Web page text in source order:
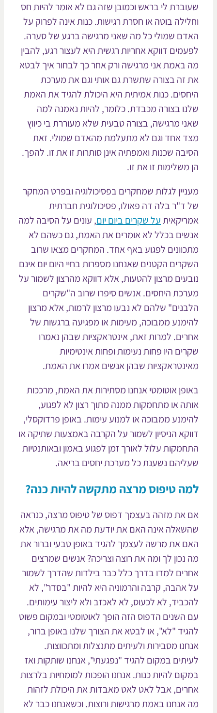
לי בראש וכמובן שזה גם לא אומר להיות חס
בוטה או חסרת רגישות. כנות אינה לפרוק על
שמולי כל מה שאני מרגישה ברגע של סערה.
דווקא אחריות רגשית היא לעצור רגע, להבין
באמת אני מרגישה ורק אחר כך לבחור איך לבטא
זה בצורה שתשרת גם אותי וגם את מערכת
כנות אמיתית היא היכולת להגיד את האמת
בצורה מכבדת. כלומר, להיות נאמנה למה
מרגישה, בצורה טבעית שלא מעוררת בי כיווץ
אחד וגם לא מתעלמת מהאדם שמולי. זאת
שכנות ואמפתיה אינן סותרות זו את זו. להפך.
משלימות זו את זו.
לגלות שמחקרים בפסיכולוגיה ובפרט המחקר
ד"ר בלה דה פאולו, פסיכולוגית חברתית
על שקרים ביום יום, עונים על הסיבה למה
בכלל לא אומרים את האמת, גם כשהם לא
לפגוע באף אחד. המחקרים מצאו שרוב
הקטנים שאנחנו מספרות בחיי היום יום אינם
מרצון להטעות, אלא דווקא מהרצון לשמור על
היחסים. אנשים סיפרו שרוב ה"שקרים
שלהם לא נבעו מרצון לרמות, אלא מרצון
ממבוכה, מעימות או מפגיעה ברגשות של
למרות זאת, אינטראקציות שבהן נאמרו
היו פחות נעימות ופחות אינטימיות
שבהן אנשים אמרו את האמת.
אוטומטי אנחנו מסתירות את האמת, מרככות
או מתחמקות ממנה מתוך רצון לא לפגוע,
ממבוכה או למנוע עימות. באופן פרדוקסלי,
הניסיון לשמור על הקרבה באמצעות שתיקה או
עלול לאורך זמן לפגוע באמון ובאותנטיות
נשענת כל מערכת יחסים בריאה.
טיפוס מרצה מתקשה להיות כנה?
את מזהה בעצמך דפוס של טיפוס מרצה, כנראה
אינה האם את יודעת מה את מרגישה, אלא
את מרשה לעצמך להגיד באופן טבעי וברור את
נכון לך ומה את רוצה וצריכה? אנשים שמרצים
למדו בדרך כלל כבר בילדות שהדרך לשמור
אהבה, קרבה והרמוניה היא להיות "בסדר", לא
לא לכעוס, לא לאכזב ולא ליצור עימותים.
השנים הדפוס הזה הופך לאוטומטי ובמקום פשוט
"לא", או לבטא את הצורך שלנו באופן ברור,
מסבירות ולעיתים מתנצלות ומתכווצות.
במקום להגיד "נפגעתי", אנחנו שותקות ואז
להיות כנות. אנחנו הופכות למומחיות בלרצות
אבל לאט לאט מאבדות את היכולת לזהות
אנחנו באמת מרגישות ורוצות. וכשאנחנו כבר לא